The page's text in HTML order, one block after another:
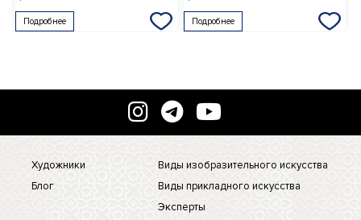
Подробнее Подробнее
Художники
Блог
Виды изобразительного искусства
Виды прикладного искусства
Эксперты